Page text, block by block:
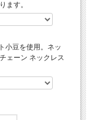
ます。
小豆を使用。ネッ
ェーン ネックレス